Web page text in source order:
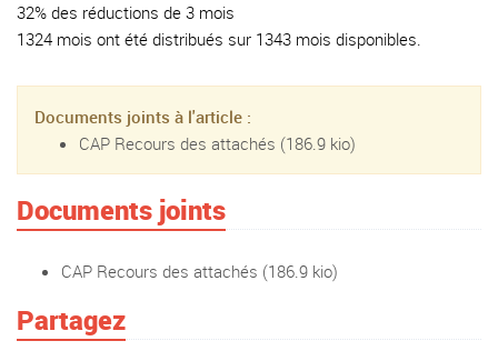
32% des réductions de 3 mois
1324 mois ont été distribués sur 1343 mois disponibles.
Documents joints à l'article :
CAP Recours des attachés (186.9 kio)
Documents joints
CAP Recours des attachés (186.9 kio)
Partagez